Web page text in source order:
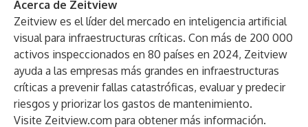
Acerca de Zeitview
Zeitview es el líder del mercado en inteligencia artificial
visual para infraestructuras críticas. Con más de 200 000
activos inspeccionados en 80 países en 2024, Zeitview
ayuda a las empresas más grandes en infraestructuras
críticas a prevenir fallas catastróficas, evaluar y predecir
riesgos y priorizar los gastos de mantenimiento.
Visite Zeitview.com para obtener más información.